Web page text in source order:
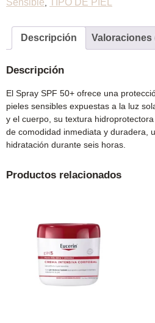
Sensible, TIPO DE PIEL
Descripción Valoraciones
Descripción
El Spray SPF 50+ ofrece una
pieles sensibles expuestas a la luz
y el cuerpo, su textura
de comodidad inmediata y duradera,
hidratación durante seis horas.
Productos relacionados